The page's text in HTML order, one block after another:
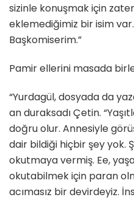
sizinle konuşmak için
eklemediğimiz bir isim var.
Başkomiserim.”
Pamir ellerini masada
“Yurdagül, dosyada da
an duraksadı Çetin.
doğru olur. Annesiyle
dair bildiği hiçbir şey yok.
okutmaya vermiş. Ee,
okutabilmek için paran
acımasız bir devirdeyiz.